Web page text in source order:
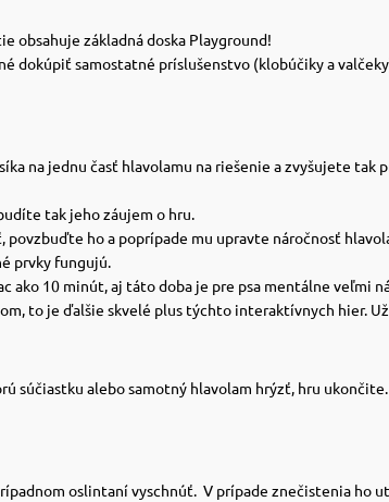
obsahuje základná doska Playground!
dokúpiť samostatné príslušenstvo (klobúčiky a
na jednu časť hlavolamu na riešenie a zvyšujete
tak jeho záujem o hru.
ho a poprípade mu upravte náročnosť
prvky fungujú.
ako 10 minút, aj táto doba je pre psa mentálne veľmi
to je ďalšie skvelé plus týchto interaktívnych hier.
súčiastku alebo samotný hlavolam hrýzť, hru ukončite.
oslintaní vyschnúť. V prípade znečistenia ho